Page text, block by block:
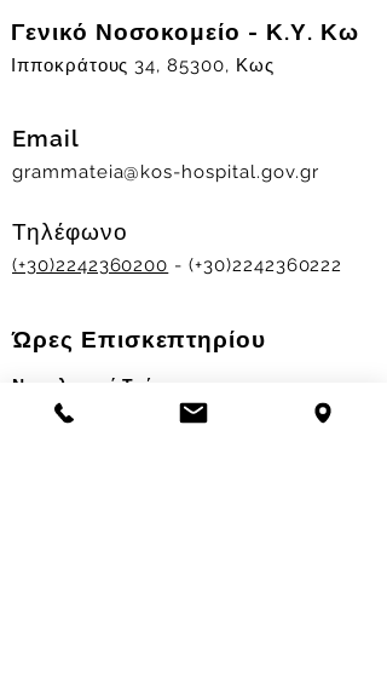
Γενικό Νοσοκομείο - Κ.Υ. Κω
Ιπποκράτους 34, 85300, Κως
Email
grammateia@kos-hospital.gov.gr
Τηλέφωνο
(+30)2242360200 - (+30)2242360222
Ώρες Επισκεπτηρίου
Νοσηλευτικά Τμήματα
Χειμερινό ωράριο: 11.00-13.00
17.30-19.30